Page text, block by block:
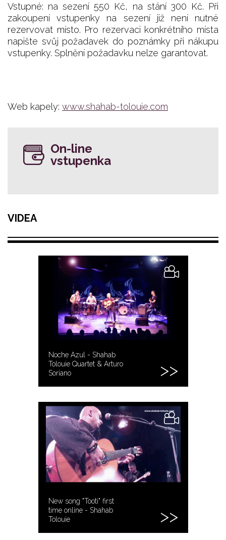
Vstupné: na sezení 550 Kč, na stání 300 Kč. Při
zakoupení vstupenky na sezení již není nutné
rezervovat místo. Pro rezervaci konkrétního místa
napište svůj požadavek do poznámky při nákupu
vstupenky. Splnění požadavku nelze garantovat.
Web kapely: www.shahab-tolouie.com
On-line
vstupenka
VIDEA
Noche Azul - Shahab
Tolouie Quartet & Arturo
Soriano
New song "Tooti" first
time online - Shahab
Tolouie